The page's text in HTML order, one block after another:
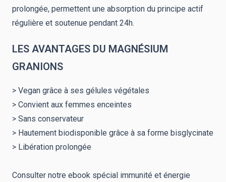
prolongée, permettent une absorption du principe actif
régulière et soutenue pendant 24h.
LES AVANTAGES DU MAGNÉSIUM
GRANIONS
> Vegan grâce à ses gélules végétales
> Convient aux femmes enceintes
> Sans conservateur
> Hautement biodisponible grâce à sa forme bisglycinate
> Libération prolongée
Consulter notre ebook spécial immunité et énergie